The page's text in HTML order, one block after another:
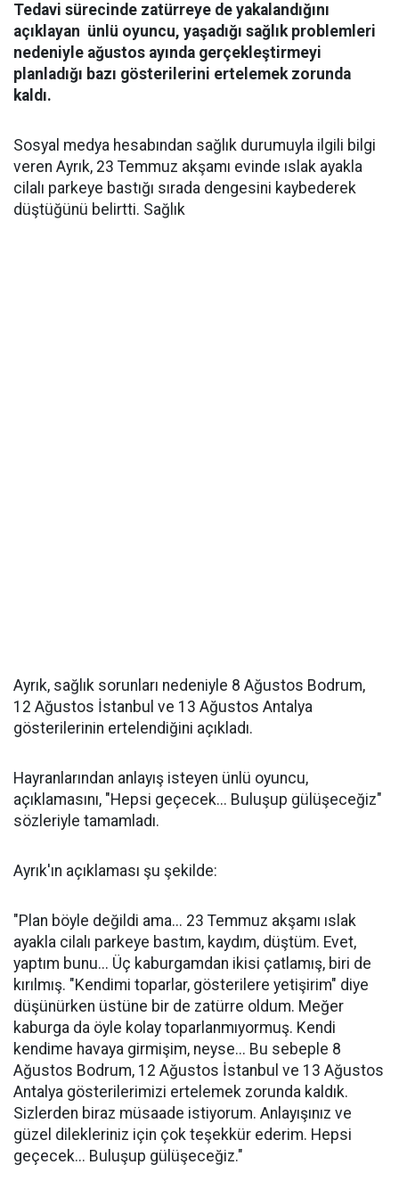
Tedavi sürecinde zatürreye de yakalandığını
açıklayan ünlü oyuncu, yaşadığı sağlık problemleri
nedeniyle ağustos ayında gerçekleştirmeyi
planladığı bazı gösterilerini ertelemek zorunda
kaldı.
Sosyal medya hesabından sağlık durumuyla ilgili bilgi
veren Ayrık, 23 Temmuz akşamı evinde ıslak ayakla
cilalı parkeye bastığı sırada dengesini kaybederek
düştüğünü belirtti. Sağlık
Ayrık, sağlık sorunları nedeniyle 8 Ağustos Bodrum,
12 Ağustos İstanbul ve 13 Ağustos Antalya
gösterilerinin ertelendiğini açıkladı.
Hayranlarından anlayış isteyen ünlü oyuncu,
açıklamasını, "Hepsi geçecek... Buluşup gülüşeceğiz"
sözleriyle tamamladı.
Ayrık'ın açıklaması şu şekilde:
"Plan böyle değildi ama... 23 Temmuz akşamı ıslak
ayakla cilalı parkeye bastım, kaydım, düştüm. Evet,
yaptım bunu... Üç kaburgamdan ikisi çatlamış, biri de
kırılmış. "Kendimi toparlar, gösterilere yetişirim" diye
düşünürken üstüne bir de zatürre oldum. Meğer
kaburga da öyle kolay toparlanmıyormuş. Kendi
kendime havaya girmişim, neyse... Bu sebeple 8
Ağustos Bodrum, 12 Ağustos İstanbul ve 13 Ağustos
Antalya gösterilerimizi ertelemek zorunda kaldık.
Sizlerden biraz müsaade istiyorum. Anlayışınız ve
güzel dilekleriniz için çok teşekkür ederim. Hepsi
geçecek... Buluşup gülüşeceğiz."